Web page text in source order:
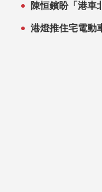
陳恒鑌盼「港車
港燈推住宅電動